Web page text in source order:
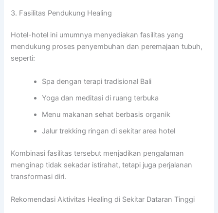
3. Fasilitas Pendukung Healing
Hotel-hotel ini umumnya menyediakan fasilitas yang
mendukung proses penyembuhan dan peremajaan tubuh,
seperti:
Spa dengan terapi tradisional Bali
Yoga dan meditasi di ruang terbuka
Menu makanan sehat berbasis organik
Jalur trekking ringan di sekitar area hotel
Kombinasi fasilitas tersebut menjadikan pengalaman
menginap tidak sekadar istirahat, tetapi juga perjalanan
transformasi diri.
Rekomendasi Aktivitas Healing di Sekitar Dataran Tinggi